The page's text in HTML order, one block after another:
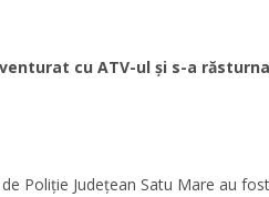
cu ATV-ul și s-a
Poliție Județean Satu Mare au